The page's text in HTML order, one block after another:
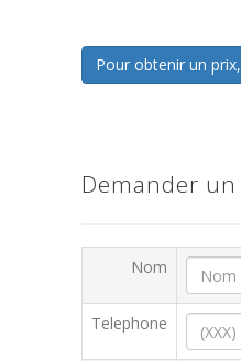
Pour obtenir un
Demander
Nom
Telephone